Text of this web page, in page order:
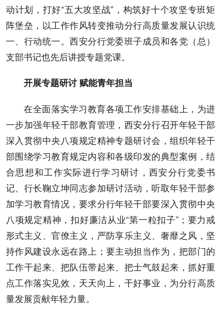
动计划，打好“五大攻坚战”，构筑好十个攻坚专班矩
阵堡垒，以工作作风转变推动分行高质量发展认识统
一、行动统一。西安分行党委班子成员和各党（总）
支部书记也先后讲授专题党课。
开展专题研讨 赋能青年担当
在全面落实学习教育各项工作安排基础上，为进
一步加强年轻干部教育管理，西安分行召开年轻干部
深入贯彻中央八项规定精神专题研讨会，组织年轻干
部围绕学习教育规定内容和各级印发的典型案例，结
合思想和工作实际进行学习研讨，西安分行党委书
记、行长鞠立坤同志参加研讨活动，听取年轻干部参
加学习教育情况，要求分行年轻干部要深入贯彻中央
八项规定精神，扣好廉洁从业“第一粒扣子”；要力戒
形式主义、官僚主义，严防享乐主义、奢靡之风，坚
持作风建设永远在路上；要主动担当作为，把部门的
工作干起来、把队伍带起来、把士气鼓起来，抓好重
点工作落实见效，天天向上，干好事业，为分行高质
量发展贡献年轻力量。